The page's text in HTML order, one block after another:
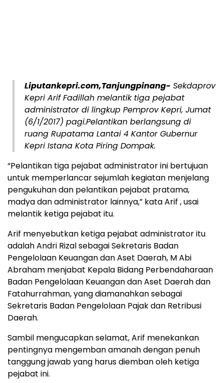
Liputankepri.com,Tanjungpinang- Sekdaprov
Kepri Arif Fadillah melantik tiga pejabat
administrator di lingkup Pemprov Kepri, Jumat
(6/1/2017) pagi.Pelantikan berlangsung di
ruang Rupatama Lantai 4 Kantor Gubernur
Kepri Istana Kota Piring Dompak.
“Pelantikan tiga pejabat administrator ini bertujuan
untuk memperlancar sejumlah kegiatan menjelang
pengukuhan dan pelantikan pejabat pratama,
madya dan administrator lainnya,” kata Arif , usai
melantik ketiga pejabat itu.
Arif menyebutkan ketiga pejabat administrator itu
adalah Andri Rizal sebagai Sekretaris Badan
Pengelolaan Keuangan dan Aset Daerah, M Abi
Abraham menjabat Kepala Bidang Perbendaharaan
Badan Pengelolaan Keuangan dan Aset Daerah dan
Fatahurrahman, yang diamanahkan sebagai
Sekretaris Badan Pengelolaan Pajak dan Retribusi
Daerah.
Sambil mengucapkan selamat, Arif menekankan
pentingnya mengemban amanah dengan penuh
tanggung jawab yang harus diemban oleh ketiga
pejabat ini.